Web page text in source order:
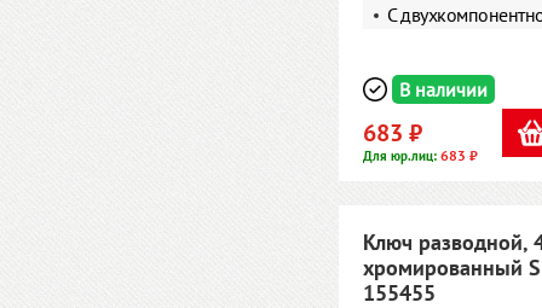
С
В наличии
683 ₽
Для юр.лиц: 683 ₽
Ключ разводной,
хромированный
155455